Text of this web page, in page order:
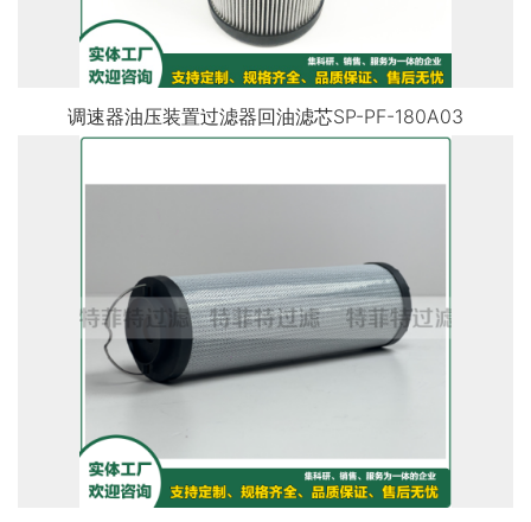
调速器油压装置过滤器回油滤芯SP-PF-180A03